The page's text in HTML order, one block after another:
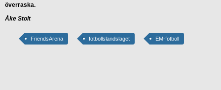
överraska.
Åke Stolt
FriendsArena fotbollslandslaget EM-fotboll